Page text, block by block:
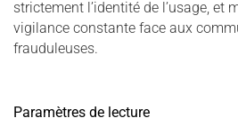
strictement l’identité de l’usage, et
vigilance constante face aux
frauduleuses.
Paramètres de lecture